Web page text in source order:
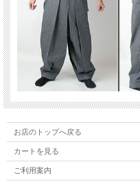
NO.1（ムラ染黒：厚地デニム）
お店のトップへ戻る
カートを見る
ご利用案内